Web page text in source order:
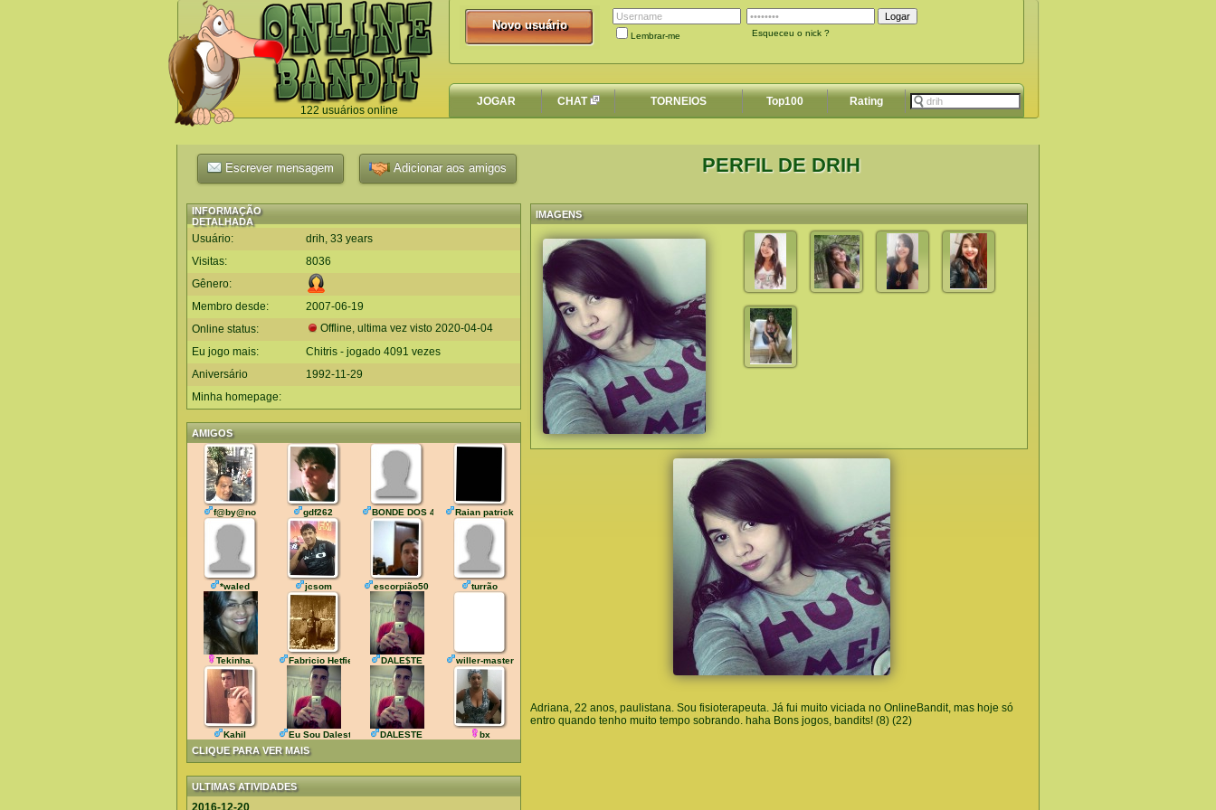
122 usuários online
`
Lembrar-me Esqueceu o nick ?
Novo usuário
Novo usuário
JOGAR CHAT TORNEIOS Top100 Rating
Escrever mensagem Adicionar aos amigos
INFORMAÇÃO
DETALHADA
Usuário:
drih, 33 years
Visitas:
8036
Gênero:
Membro desde:
2007-06-19
Online status:
Offline, ultima vez visto 2020-04-04
Eu jogo mais:
Chitris - jogado 4091 vezes
Aniversário
1992-11-29
Minha homepage:
AMIGOS
CLIQUE PARA VER MAIS
f@by@no gdf262 BONDE DOS 40 Raian patrick
*waled jcsom escorpião50 turrão
Tekinha. Fabricio Hetfiel DALE$TE willer-master
Kahil Eu Sou Daleste DALESTE bx
ULTIMAS ATIVIDADES
2016-12-20
PERFIL DE DRIH
IMAGENS
Adriana, 22 anos, paulistana. Sou fisioterapeuta. Já fui muito viciada no OnlineBandit, mas hoje só
entro quando tenho muito tempo sobrando. haha Bons jogos, bandits! (8) (22)